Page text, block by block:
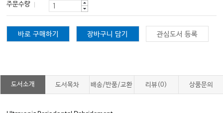
주문수량
바로 구매하기 장바구니 담기 관심도서 등록
도서소개 도서목차 배송/반품/교환 리뷰(0) 상품문의